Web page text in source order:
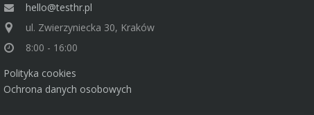
hello@testhr.pl
ul. Zwierzyniecka 30, Kraków
8:00 - 16:00
Polityka cookies
Ochrona danych osobowych